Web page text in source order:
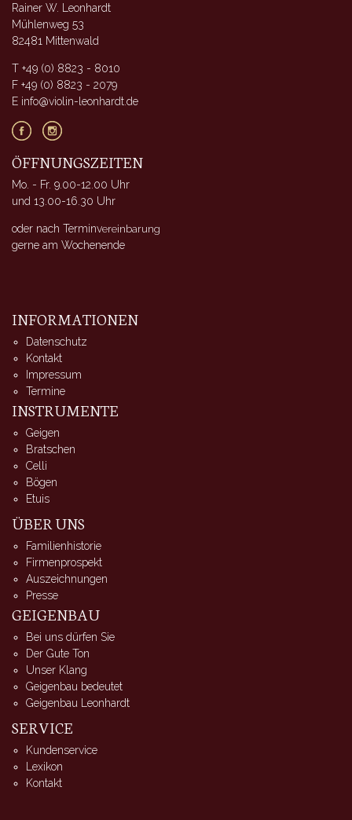
Rainer W. Leonhardt
Mühlenweg 53
82481 Mittenwald
T +49 (0) 8823 - 8010
F +49 (0) 8823 - 2079
E info@violin-leonhardt.de
ÖFFNUNGSZEITEN
Mo. - Fr. 9.00-12.00 Uhr
und 13.00-16.30 Uhr
oder nach Terminvereinbarung
gerne am Wochenende
INFORMATIONEN
Datenschutz
Kontakt
Impressum
Termine
INSTRUMENTE
Geigen
Bratschen
Celli
Bögen
Etuis
ÜBER UNS
Familienhistorie
Firmenprospekt
Auszeichnungen
Presse
GEIGENBAU
Bei uns dürfen Sie
Der Gute Ton
Unser Klang
Geigenbau bedeutet
Geigenbau Leonhardt
SERVICE
Kundenservice
Lexikon
Kontakt